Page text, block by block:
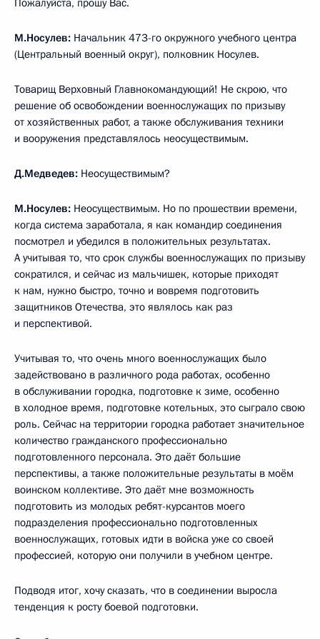
М.Носулев: Начальник 473-го окружного учебного центра
(Центральный военный округ), полковник Носулев.
Товарищ Верховный Главнокомандующий! Не скрою, что
решение об освобождении военнослужащих по призыву
от хозяйственных работ, а также обслуживания техники
и вооружения представлялось неосуществимым.
Д.Медведев: Неосуществимым?
М.Носулев: Неосуществимым. Но по прошествии времени,
когда система заработала, я как командир соединения
посмотрел и убедился в положительных результатах.
А учитывая то, что срок службы военнослужащих по призыву
сократился, и сейчас из мальчишек, которые приходят
к нам, нужно быстро, точно и вовремя подготовить
защитников Отечества, это являлось как раз
и перспективой.
Учитывая то, что очень много военнослужащих было
задействовано в различного рода работах, особенно
в обслуживании городка, подготовке к зиме, особенно
в холодное время, подготовке котельных, это сыграло свою
роль. Сейчас на территории городка работает значительное
количество гражданского профессионально
подготовленного персонала. Это даёт большие
перспективы, а также положительные результаты в моём
воинском коллективе. Это даёт мне возможность
подготовить из молодых ребят-курсантов моего
подразделения профессионально подготовленных
военнослужащих, готовых идти в войска уже со своей
профессией, которую они получили в учебном центре.
Подводя итог, хочу сказать, что в соединении выросла
тенденция к росту боевой подготовки.